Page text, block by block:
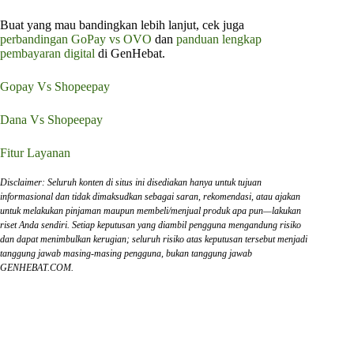
Buat yang mau bandingkan lebih lanjut, cek juga
perbandingan GoPay vs OVO dan panduan lengkap
pembayaran digital di GenHebat.
Gopay Vs Shopeepay
Dana Vs Shopeepay
Fitur Layanan
Disclaimer: Seluruh konten di situs ini disediakan hanya untuk tujuan
informasional dan tidak dimaksudkan sebagai saran, rekomendasi, atau ajakan
untuk melakukan pinjaman maupun membeli/menjual produk apa pun—lakukan
riset Anda sendiri. Setiap keputusan yang diambil pengguna mengandung risiko
dan dapat menimbulkan kerugian; seluruh risiko atas keputusan tersebut menjadi
tanggung jawab masing-masing pengguna, bukan tanggung jawab
GENHEBAT.COM.